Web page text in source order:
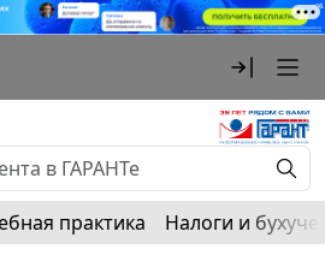
практика Налоги и